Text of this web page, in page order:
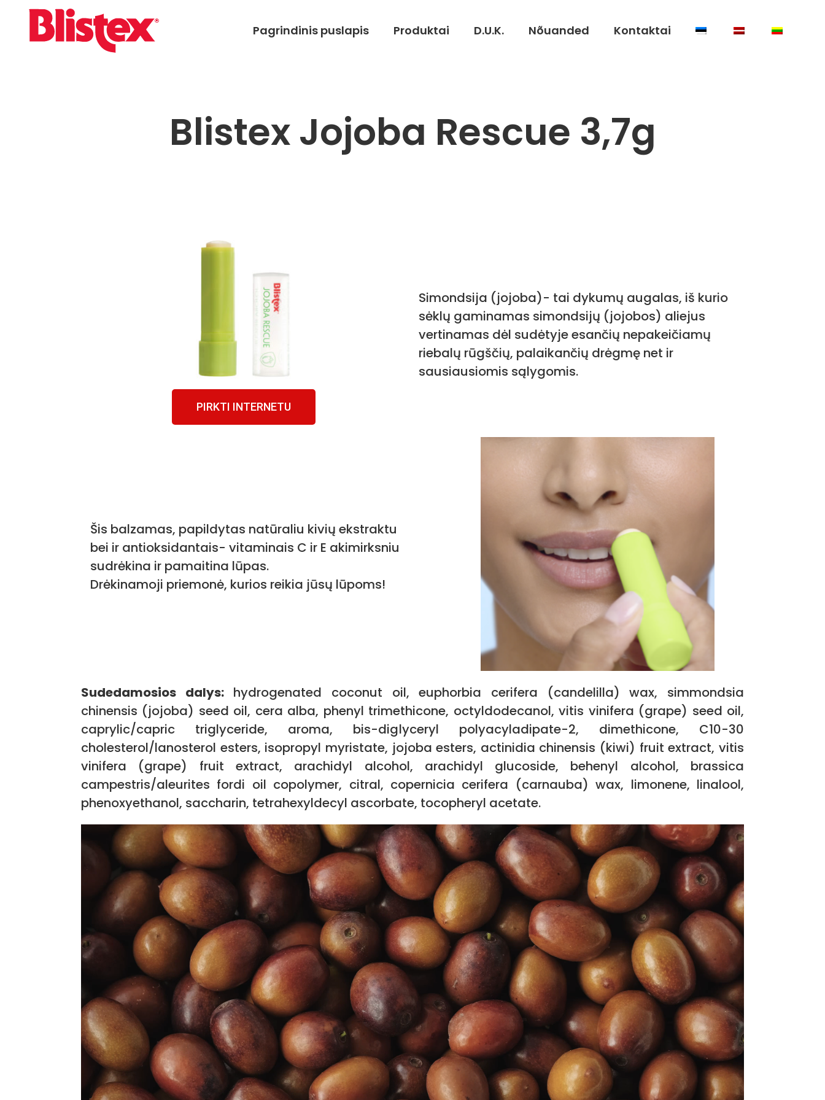
Pagrindinis puslapis Produktai D.U.K. Nõuanded Kontaktai
Blistex Jojoba Rescue 3,7g
PIRKTI INTERNETU
Simondsija (jojoba)- tai dykumų augalas, iš kurio
sėklų gaminamas simondsijų (jojobos) aliejus
vertinamas dėl sudėtyje esančių nepakeičiamų
riebalų rūgščių, palaikančių drėgmę net ir
sausiausiomis sąlygomis.
Šis balzamas, papildytas natūraliu kivių ekstraktu
bei ir antioksidantais- vitaminais C ir E akimirksniu
sudrėkina ir pamaitina lūpas.
Drėkinamoji priemonė, kurios reikia jūsų lūpoms!
Sudedamosios dalys:hydrogenated coconut oil, euphorbia cerifera (candelilla) wax, simmondsia
chinensis (jojoba) seed oil, cera alba, phenyl trimethicone, octyldodecanol, vitis vinifera (grape) seed oil,
caprylic/capric triglyceride, aroma, bis-diglyceryl polyacyladipate-2, dimethicone, C10-30
cholesterol/lanosterol esters, isopropyl myristate, jojoba esters, actinidia chinensis (kiwi) fruit extract, vitis
vinifera (grape) fruit extract, arachidyl alcohol, arachidyl glucoside, behenyl alcohol, brassica
campestris/aleurites fordi oil copolymer, citral, copernicia cerifera (carnauba) wax, limonene, linalool,
phenoxyethanol, saccharin, tetrahexyldecyl ascorbate, tocopheryl acetate.